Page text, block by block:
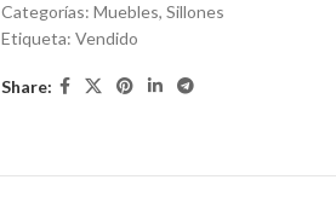
Categorías: Muebles, Sillones
Etiqueta: Vendido
Share: